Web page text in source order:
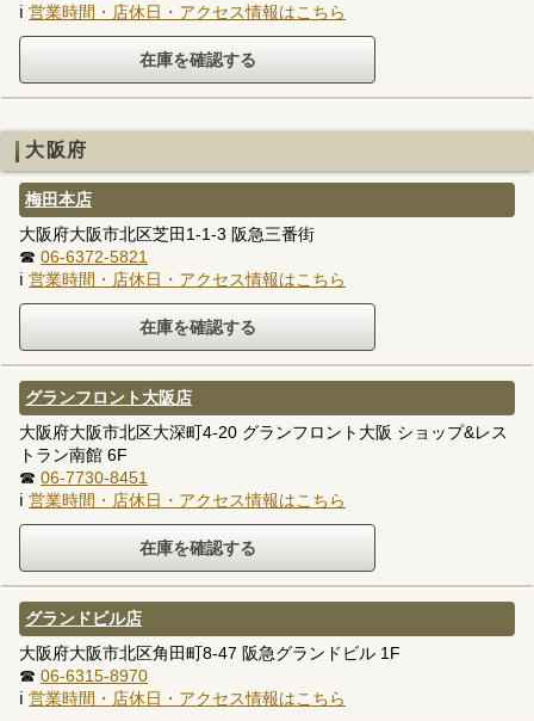
ℹ 営業時間・店休日・アクセス情報はこちら
大阪府
梅田本店
大阪府大阪市北区芝田1-1-3 阪急三番街
☎ 06-6372-5821
ℹ 営業時間・店休日・アクセス情報はこちら
グランフロント大阪店
大阪府大阪市北区大深町4-20 グランフロント大阪 ショップ&レス
トラン南館 6F
☎ 06-7730-8451
ℹ 営業時間・店休日・アクセス情報はこちら
グランドビル店
大阪府大阪市北区角田町8-47 阪急グランドビル 1F
☎ 06-6315-8970
ℹ 営業時間・店休日・アクセス情報はこちら